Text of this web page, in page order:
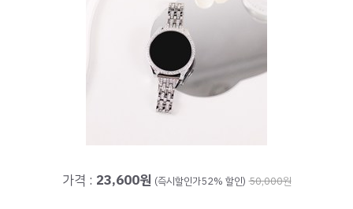
가격 : 23,600원 (즉시할인가52% 할인) 50,000원